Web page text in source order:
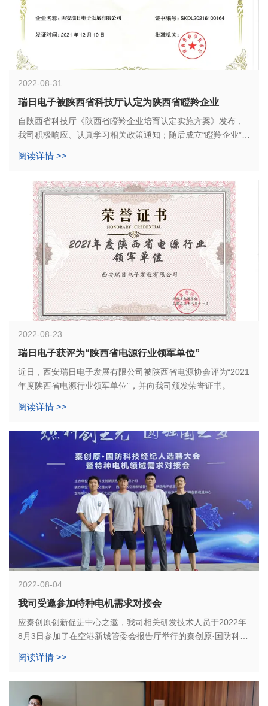
2022-08-31
瑞日电子被陕西省科技厅认定为陕西省瞪羚企业
自陕西省科技厅《陕西省瞪羚企业培育认定实施方案》发布，
我司积极响应、认真学习相关政策通知；随后成立“瞪羚企业”项
力。经过公司内部反复论证、申报资料递交、专家组评审等环
阅读详情 >>
2022-08-23
瑞日电子获评为“陕西省电源行业领军单位”
近日，西安瑞日电子发展有限公司被陕西省电源协会评为“2021
年度陕西省电源行业领军单位”，并向我司颁发荣誉证书。
阅读详情 >>
2022-08-04
我司受邀参加特种电机需求对接会
应秦创原创新促进中心之邀，我司相关研发技术人员于2022年
8月3日参加了在空港新城管委会报告厅举行的秦创原·国防科技
阅读详情 >>